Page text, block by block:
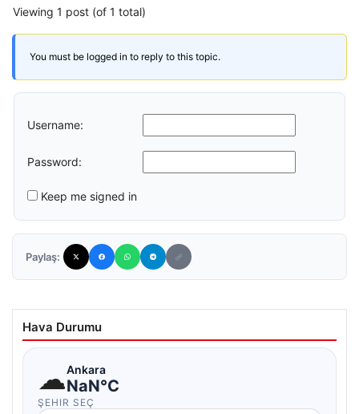
Viewing 1 post (of 1 total)
You must be logged in to reply to this topic.
Username:
Password:
Keep me signed in
Paylaş:
Hava Durumu
☁Ankara
NaN°C
ŞEHIR SEÇ